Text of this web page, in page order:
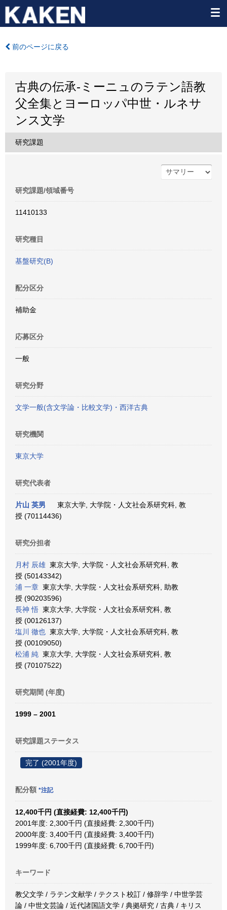
前のページに戻る
古典の伝承-ミーニュのラテン語教
父全集とヨーロッパ中世・ルネサ
ンス文学
研究課題
研究課題/領域番号
11410133
研究種目
基盤研究(B)
配分区分
補助金
応募区分
一般
研究分野
文学一般(含文学論・比較文学)・西洋古典
研究機関
東京大学
研究代表者
片山 英男
東京大学, 大学院・人文社会系研究科, 教
授 (70114436)
研究分担者
月村 辰雄 東京大学, 大学院・人文社会系研究科, 教
授 (50143342)
浦 一章 東京大学, 大学院・人文社会系研究科, 助教
授 (90203596)
長神 悟 東京大学, 大学院・人文社会系研究科, 教
授 (00126137)
塩川 徹也 東京大学, 大学院・人文社会系研究科, 教
授 (00109050)
松浦 純 東京大学, 大学院・人文社会系研究科, 教
授 (70107522)
研究期間 (年度)
1999 – 2001
研究課題ステータス
完了 (2001年度)
配分額 *注記
12,400千円 (直接経費: 12,400千円)
2001年度: 2,300千円 (直接経費: 2,300千円)
2000年度: 3,400千円 (直接経費: 3,400千円)
1999年度: 6,700千円 (直接経費: 6,700千円)
キーワード
教父文学 / ラテン文献学 / テクスト校訂 / 修辞学 / 中世学芸
論 / 中世文芸論 / 近代諸国語文学 / 典拠研究 / 古典 / キリス